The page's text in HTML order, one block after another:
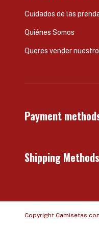
Cuidados de las
Quiénes Somos
Queres vender
Payment
Shipping Methods
Copyright Camisetas